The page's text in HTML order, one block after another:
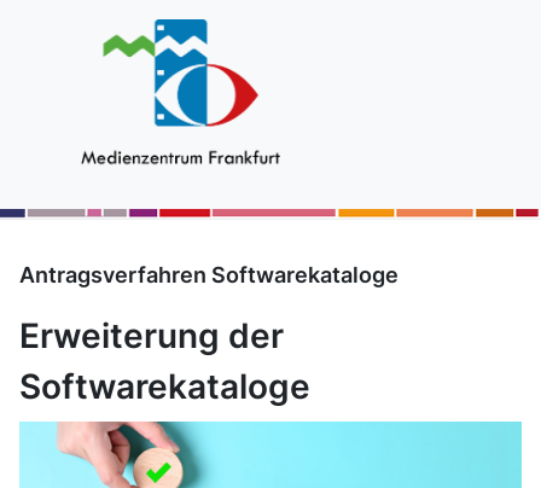
Antragsverfahren Softwarekataloge
Erweiterung der
Softwarekataloge